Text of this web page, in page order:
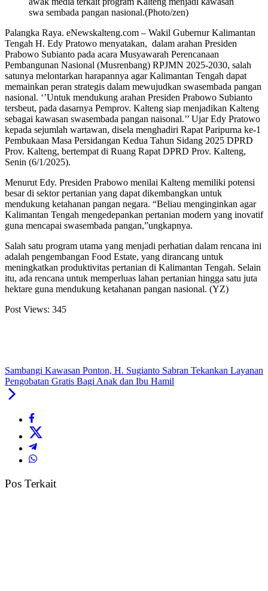
swa sembada pangan nasional.(Photo/zen)
Palangka Raya. eNewskalteng.com – Wakil Gubernur Kalimantan
Tengah H. Edy Pratowo menyatakan, dalam arahan Presiden
Prabowo Subianto pada acara Musyawarah Perencanaan
Pembangunan Nasional (Musrenbang) RPJMN 2025-2030, salah
satunya melontarkan harapannya agar Kalimantan Tengah dapat
memainkan peran strategis dalam mewujudkan swasembada pangan
nasional. ‘’Untuk mendukung arahan Presiden Prabowo Subianto
tersbeut, pada dasarnya Pemprov. Kalteng siap menjadikan Kalteng
sebagai kawasan swasembada pangan naisonal.’’ Ujar Edy Pratowo
kepada sejumlah wartawan, disela menghadiri Rapat Paripurna ke-1
Pembukaan Masa Persidangan Kedua Tahun Sidang 2025 DPRD
Prov. Kalteng, bertempat di Ruang Rapat DPRD Prov. Kalteng,
Senin (6/1/2025).
Menurut Edy. Presiden Prabowo menilai Kalteng memiliki potensi
besar di sektor pertanian yang dapat dikembangkan untuk
mendukung ketahanan pangan negara. “Beliau menginginkan agar
Kalimantan Tengah mengedepankan pertanian modern yang inovatif
guna mencapai swasembada pangan,”ungkapnya.
Salah satu program utama yang menjadi perhatian dalam rencana ini
adalah pengembangan Food Estate, yang dirancang untuk
meningkatkan produktivitas pertanian di Kalimantan Tengah. Selain
itu, ada rencana untuk memperluas lahan pertanian hingga satu juta
hektare guna mendukung ketahanan pangan nasional. (YZ)
Post Views: 345
Sambangi Kawasan Ponton, H. Sugianto Sabran Tekankan Layanan
Pengobatan Gratis Bagi Anak dan Ibu Hamil
Pos Terkait